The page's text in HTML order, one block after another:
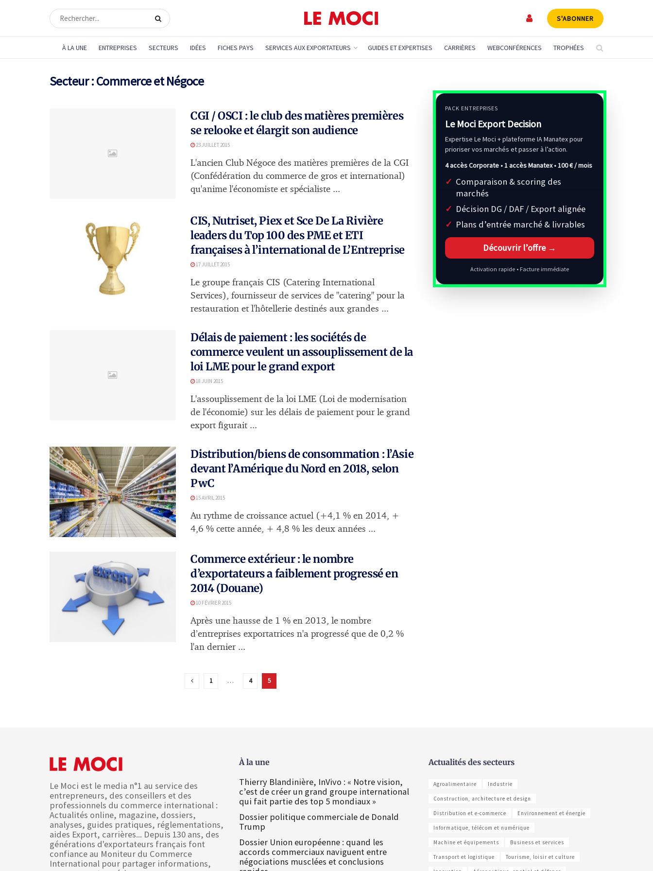
S'ABONNER
À LA UNE ENTREPRISES SECTEURS IDÉES FICHES PAYS SERVICES AUX EXPORTATEURS GUIDES ET EXPERTISES CARRIÈRES WEBCONFÉRENCES TROPHÉES
Secteur :Commerce et Négoce
CGI / OSCI : le club des matières premières
se relooke et élargit son audience
23 JUILLET 2015
L'ancien Club Négoce des matières premières de la CGI
(Confédération du commerce de gros et international)
qu'anime l'économiste et spécialiste ...
CIS, Nutriset, Piex et Sce De La Rivière
leaders du Top 100 des PME et ETI
françaises à l’international de L’Entreprise
17 JUILLET 2015
Le groupe français CIS (Catering International
Services), fournisseur de services de "catering" pour la
restauration et l'hôtellerie destinés aux grandes ...
Délais de paiement : les sociétés de
commerce veulent un assouplissement de la
loi LME pour le grand export
18 JUIN 2015
L'assouplissement de la loi LME (Loi de modernisation
de l'économie) sur les délais de paiement pour le grand
export figurait ...
Distribution/biens de consommation : l’Asie
devant l’Amérique du Nord en 2018, selon
PwC
15 AVRIL 2015
Au rythme de croissance actuel (+4,1 % en 2014, +
4,6 % cette année, + 4,8 % les deux années ...
Commerce extérieur : le nombre
d’exportateurs a faiblement progressé en
2014 (Douane)
10 FÉVRIER 2015
Après une hausse de 1 % en 2013, le nombre
d’entreprises exportatrices n'a progressé que de 0,2 %
l'an dernier ...
1 … 4 5
PACK ENTREPRISES
Le Moci Export Decision
Expertise Le Moci + plateforme IA Manatex pour
prioriser vos marchés et passer à l’action.
4 accès Corporate • 1 accès Manatex •100 € / mois
Comparaison & scoring des
marchés
Décision DG / DAF / Export alignée
Plans d’entrée marché & livrables
Découvrir l’offre →
Activation rapide • Facture immédiate
Le Moci est le media n°1 au service des
entrepreneurs, des conseillers et des
professionnels du commerce international :
Actualités online, magazine, dossiers,
analyses, guides pratiques, réglementations,
aides Export, carrières... Depuis 130 ans, des
générations d'exportateurs français font
confiance au Moniteur du Commerce
International pour partager informations,
À la une
Thierry Blandinière, InVivo : « Notre vision,
c’est de créer un grand groupe international
qui fait partie des top 5 mondiaux »
Dossier politique commerciale de Donald
Trump
Dossier Union européenne : quand les
accords commerciaux naviguent entre
négociations musclées et conclusions
Actualités des secteurs
Agroalimentaire Industrie
Construction, architecture et design
Distribution et e-commerce Environnement et énergie
Informatique, télécom et numérique
Machine et équipements Business et services
Transport et logistique Tourisme, loisir et culture